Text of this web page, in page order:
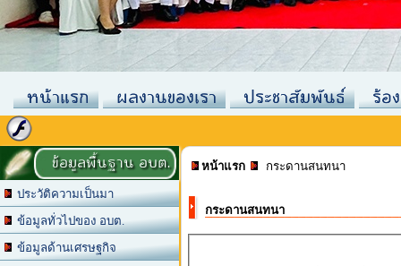
หน้าแรก ผลงานของเรา ประชาสัมพันธ์ ร้อ
ข้อมูลพื้นฐาน อบต.
ประวัติความเป็นมา
ข้อมูลทั่วไปของ อบต.
ข้อมูลด้านเศรษฐกิจ
หน้าแรก กระดานสนทนา
กระดานสนทนา